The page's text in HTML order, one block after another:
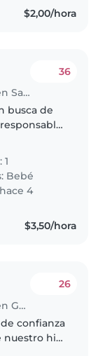
$2,00/hora
Trabajo para niñera en Samborondón
36
busca de
muy
Bebé
4
$3,50/hora
Trabajo para niñera en Guayaquil
26
confianza
nuestro hijo